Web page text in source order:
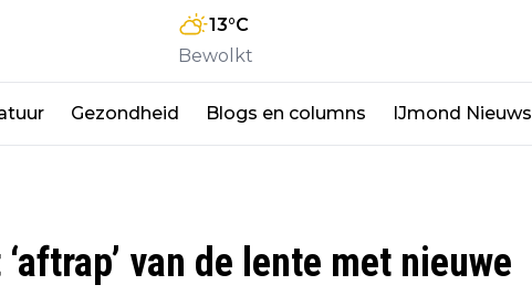
13°C
Bewolkt
Gezondheid Blogs en columns IJmond Nieuws
van de lente met nieuwe